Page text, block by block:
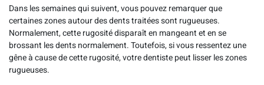
Dans les semaines qui suivent, vous pouvez remarquer que
certaines zones autour des dents traitées sont rugueuses.
Normalement, cette rugosité disparaît en mangeant et en se
brossant les dents normalement. Toutefois, si vous ressentez une
gêne à cause de cette rugosité, votre dentiste peut lisser les zones
rugueuses.